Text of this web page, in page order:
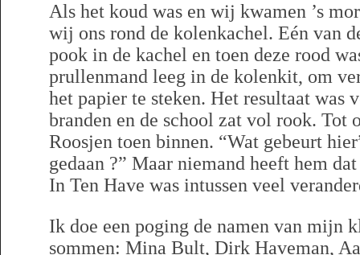
Als het koud was en wij kwamen ’s
wij ons rond de kolenkachel. Eén van
pook in de kachel en toen deze rood
prullenmand leeg in de kolenkit, om
het papier te steken. Het resultaat was
branden en de school zat vol rook. Tot
Roosjen toen binnen. “Wat gebeurt
gedaan ?” Maar niemand heeft hem
In Ten Have was intussen veel
Ik doe een poging de namen van mijn
sommen: Mina Bult, Dirk Haveman,